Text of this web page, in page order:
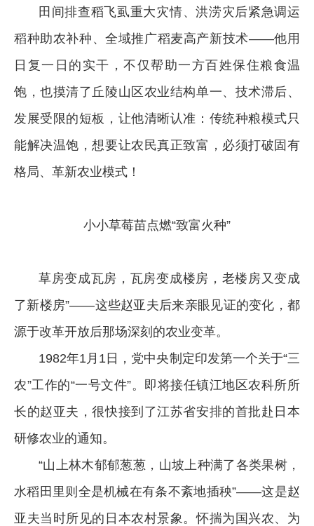
田间排查稻飞虱重大灾情、洪涝灾后紧急调运
稻种助农补种、全域推广稻麦高产新技术——他用
日复一日的实干，不仅帮助一方百姓保住粮食温
饱，也摸清了丘陵山区农业结构单一、技术滞后、
发展受限的短板，让他清晰认准：传统种粮模式只
能解决温饱，想要让农民真正致富，必须打破固有
格局、革新农业模式！
小小草莓苗点燃“致富火种”
草房变成瓦房，瓦房变成楼房，老楼房又变成
了新楼房”——这些赵亚夫后来亲眼见证的变化，都
源于改革开放后那场深刻的农业变革。
1982年1月1日，党中央制定印发第一个关于“三
农”工作的“一号文件”。即将接任镇江地区农科所所
长的赵亚夫，很快接到了江苏省安排的首批赴日本
研修农业的通知。
“山上林木郁郁葱葱，山坡上种满了各类果树，
水稻田里则全是机械在有条不紊地插秧”——这是赵
亚夫当时所见的日本农村景象。怀揣为国兴农、为